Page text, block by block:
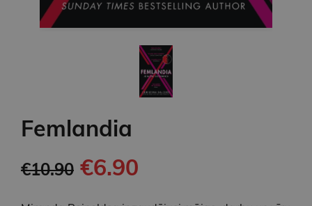
Femlandia
€10.90 €6.90